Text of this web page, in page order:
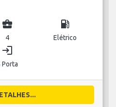
business_center
4
local_gas_station
Elétrico
login
Porta